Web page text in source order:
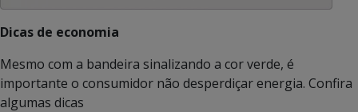
Dicas de economia
Mesmo com a bandeira sinalizando a cor verde, é
importante o consumidor não desperdiçar energia. Confira
algumas dicas